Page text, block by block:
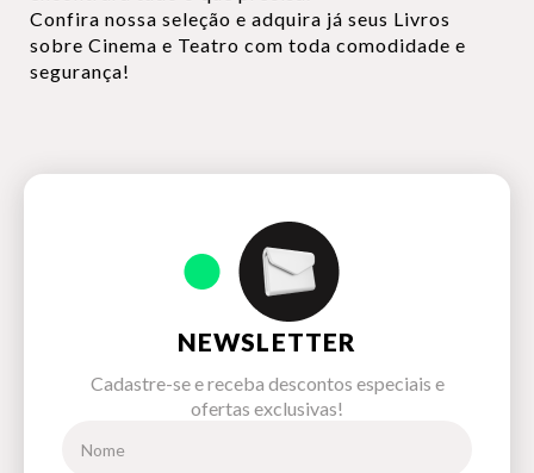
Confira nossa seleção e adquira já seus Livros
sobre Cinema e Teatro com toda comodidade e
segurança!
NEWSLETTER
Cadastre-se e receba descontos especiais e
ofertas exclusivas!